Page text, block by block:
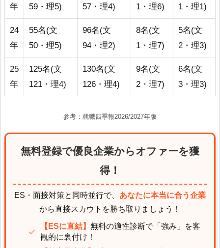
年
59・理5)
57・理4)
1・理6)
1・理1)
24
年
55名(文
50・理5)
96名(文
94・理2)
8名(文
1・理7)
5名(文
2・理3)
25
年
125名(文
121・理4)
130名(文
126・理4)
9名(文
2・理7)
6名(文
3・理3)
参考：就職四季報2026/2027年版
無料登録で優良企業からオファーを獲
得！
ES・面接対策と同時並行で、 あなたに本当に合う企業
から直接スカウトを勝ち取りましょう！
【ESに直結】 無料の適性診断で「強み」を客
観的に裏付け！